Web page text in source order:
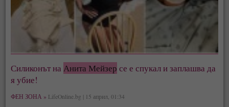
Силиконът на Анита Мейзер се е спукал и заплашва да
я убие!
ФЕН ЗОНА » LifeOnline.bg | 15 април, 01:34